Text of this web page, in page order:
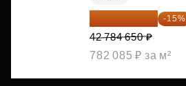
36 366 953 ₽ -15%
42 784 650 ₽
782 085 ₽ за м²